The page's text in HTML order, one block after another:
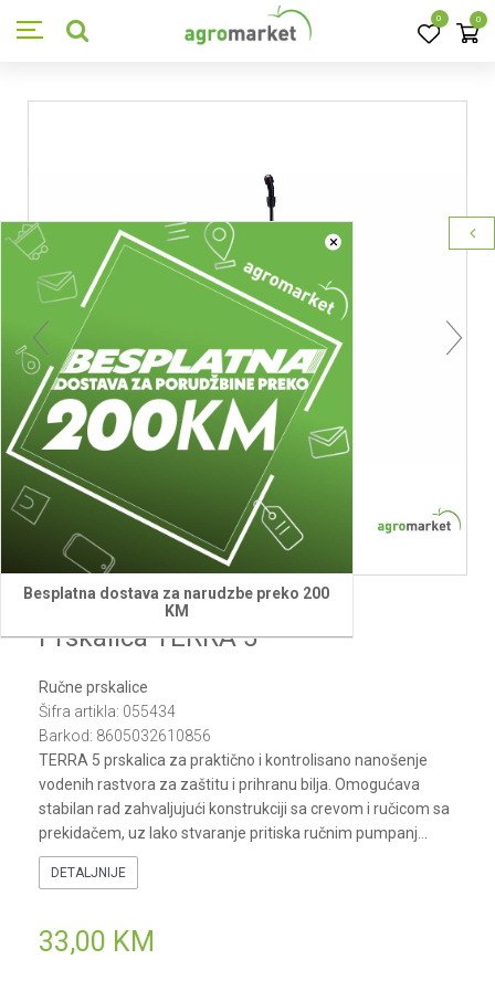
0 0
×
Besplatna dostava za narudzbe preko 200
KM
3 4
Villager
Prskalica TERRA 5
Ručne prskalice
Šifra artikla: 055434
Barkod: 8605032610856
TERRA 5 prskalica za praktično i kontrolisano nanošenje
vodenih rastvora za zaštitu i prihranu bilja. Omogućava
stabilan rad zahvaljujući konstrukciji sa crevom i ručicom sa
prekidačem, uz lako stvaranje pritiska ručnim pumpanj
DETALJNIJE
33,00 KM